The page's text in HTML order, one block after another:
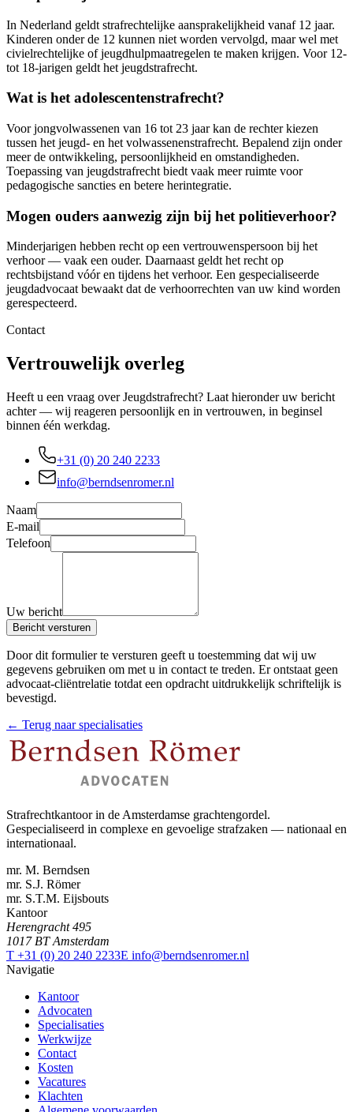
In Nederland geldt strafrechtelijke aansprakelijkheid vanaf 12 jaar.
Kinderen onder de 12 kunnen niet worden vervolgd, maar wel met
civielrechtelijke of jeugdhulpmaatregelen te maken krijgen. Voor 12-
tot 18-jarigen geldt het jeugdstrafrecht.
Wat is het adolescentenstrafrecht?
Voor jongvolwassenen van 16 tot 23 jaar kan de rechter kiezen
tussen het jeugd- en het volwassenenstrafrecht. Bepalend zijn onder
meer de ontwikkeling, persoonlijkheid en omstandigheden.
Toepassing van jeugdstrafrecht biedt vaak meer ruimte voor
pedagogische sancties en betere herintegratie.
Mogen ouders aanwezig zijn bij het politieverhoor?
Minderjarigen hebben recht op een vertrouwenspersoon bij het
verhoor — vaak een ouder. Daarnaast geldt het recht op
rechtsbijstand vóór en tijdens het verhoor. Een gespecialiseerde
jeugdadvocaat bewaakt dat de verhoorrechten van uw kind worden
gerespecteerd.
Contact
Vertrouwelijk overleg
Heeft u een vraag over Jeugdstrafrecht? Laat hieronder uw bericht
achter — wij reageren persoonlijk en in vertrouwen, in beginsel
binnen één werkdag.
+31 (0) 20 240 2233
info@berndsenromer.nl
Naam
E-mail
Telefoon
Uw bericht
Bericht versturen
Door dit formulier te versturen geeft u toestemming dat wij uw
gegevens gebruiken om met u in contact te treden. Er ontstaat geen
advocaat-cliëntrelatie totdat een opdracht uitdrukkelijk schriftelijk is
bevestigd.
← Terug naar specialisaties
Strafrechtkantoor in de Amsterdamse grachtengordel.
Gespecialiseerd in complexe en gevoelige strafzaken — nationaal en
internationaal.
mr. M. Berndsen
mr. S.J. Römer
mr. S.T.M. Eijsbouts
Kantoor
Herengracht 495
1017 BT Amsterdam
T +31 (0) 20 240 2233E info@berndsenromer.nl
Navigatie
Kantoor
Advocaten
Specialisaties
Werkwijze
Contact
Kosten
Vacatures
Klachten